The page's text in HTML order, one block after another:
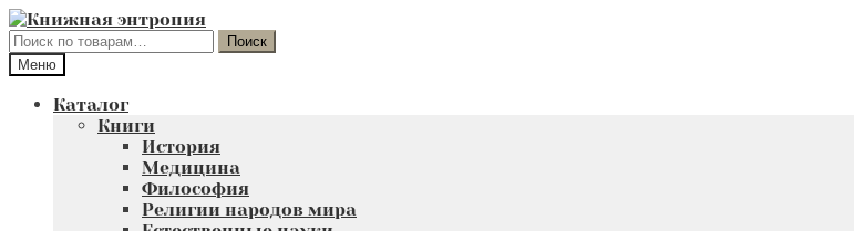
Перейти
к
навигации
Перейти
к
содержимому
Искать:
Поиск
Меню
Каталог
Книги
История
Медицина
Философия
Религии народов мира